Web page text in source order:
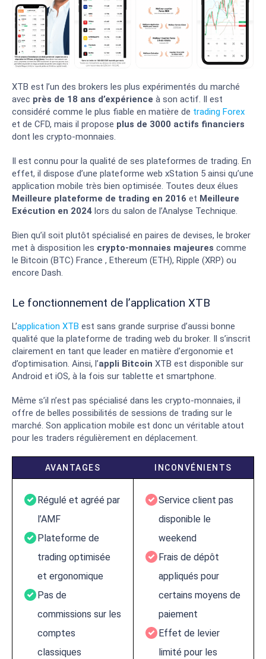
XTB est l’un des brokers les plus expérimentés du marché
avec près de 18 ans d’expérience à son actif. Il est
considéré comme le plus fiable en matière de trading Forex
et de CFD, mais il propose plus de 3000 actifs financiers
dont les crypto-monnaies.
Il est connu pour la qualité de ses plateformes de trading. En
effet, il dispose d’une plateforme web xStation 5 ainsi qu’une
application mobile très bien optimisée. Toutes deux élues
Meilleure plateforme de trading en 2016 et Meilleure
Exécution en 2024 lors du salon de l’Analyse Technique.
Bien qu’il soit plutôt spécialisé en paires de devises, le broker
met à disposition les crypto-monnaies majeures comme
le Bitcoin (BTC) France , Ethereum (ETH), Ripple (XRP) ou
encore Dash.
Le fonctionnement de l’application XTB
L’application XTB est sans grande surprise d’aussi bonne
qualité que la plateforme de trading web du broker. Il s’inscrit
clairement en tant que leader en matière d’ergonomie et
d’optimisation. Ainsi, l’appli Bitcoin XTB est disponible sur
Android et iOS, à la fois sur tablette et smartphone.
Même s’il n’est pas spécialisé dans les crypto-monnaies, il
offre de belles possibilités de sessions de trading sur le
marché. Son application mobile est donc un véritable atout
pour les traders régulièrement en déplacement.
AVANTAGES INCONVÉNIENTS
Régulé et agréé par
l’AMF
Plateforme de
trading optimisée
et ergonomique
Pas de
commissions sur les
comptes
classiques
Service client pas
disponible le
weekend
Frais de dépôt
appliqués pour
certains moyens de
paiement
Effet de levier
limité pour les